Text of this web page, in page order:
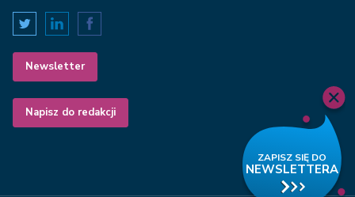
Newsletter
Napisz do redakcji